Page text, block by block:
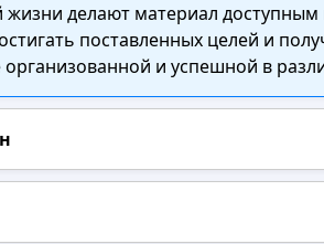
делают материал
поставленных целей и
организованной и успешной в